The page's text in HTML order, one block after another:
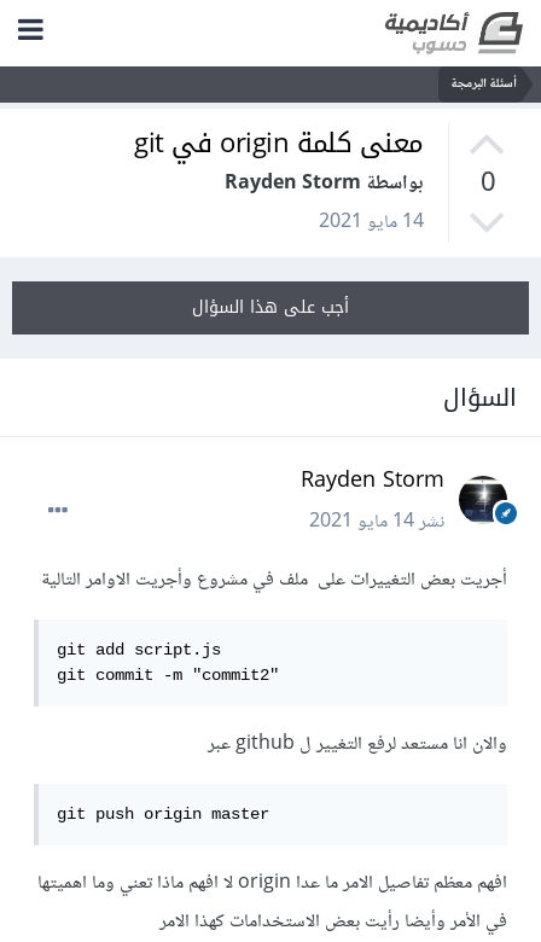
أسئلة البرمجة
0
معنى كلمة origin في git
بواسطة Rayden Storm
14 مايو 2021
أجب على هذا السؤال
السؤال
Rayden Storm
نشر14 مايو 2021
أجريت بعض التغييرات على ملف في مشروع وأجريت الاوامر التالية
git add script.js
git commit -m "commit2"
والان انا مستعد لرفع التغيير ل github عبر
git push origin master
افهم معظم تفاصيل الامر ما عدا origin لا افهم ماذا تعني وما اهميتها
في الأمر وأيضا رأيت بعض الاستخدامات كهذا الامر